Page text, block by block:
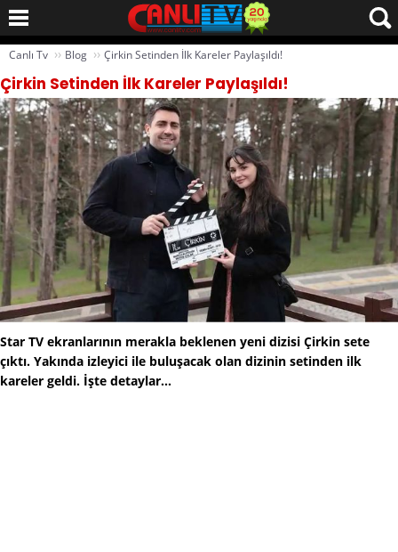
Canlı Tv ›› Blog ›› Çirkin Setinden İlk Kareler Paylaşıldı!
Çirkin Setinden İlk Kareler Paylaşıldı!
Star TV ekranlarının merakla beklenen yeni dizisi Çirkin sete
çıktı. Yakında izleyici ile buluşacak olan dizinin setinden ilk
kareler geldi. İşte detaylar...